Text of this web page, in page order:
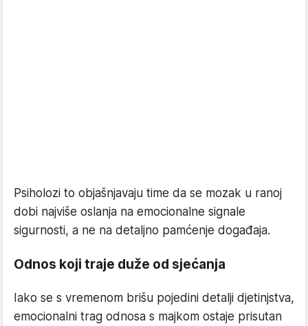
Psiholozi to objašnjavaju time da se mozak u ranoj
dobi najviše oslanja na emocionalne signale
sigurnosti, a ne na detaljno pamćenje događaja.
Odnos koji traje duže od sjećanja
Iako se s vremenom brišu pojedini detalji djetinjstva,
emocionalni trag odnosa s majkom ostaje prisutan